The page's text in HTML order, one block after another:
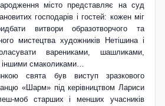
місто представляє на суд
господарів і гостей: кожен міг
витвори образотворчого та
мистецтва художників Нетішина і
варениками, шашликами,
смаколиками…
свята був виступ зразкового
«Шарм» під керівництвом Лариси
моб старших і менших учасників